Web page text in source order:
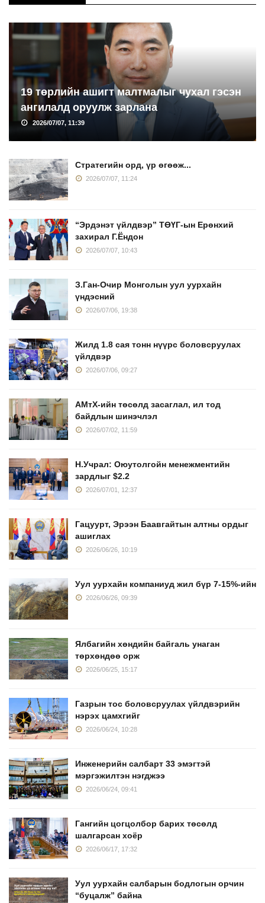
19 төрлийн ашигт малтмалыг чухал гэсэн
ангилалд оруулж зарлана
2026/07/07, 11:39
Стратегийн орд, үр өгөөж...
2026/07/07, 11:24
“Эрдэнэт үйлдвэр” ТӨҮГ-ын Ерөнхий
захирал Г.Ёндон
2026/07/07, 10:43
З.Ган-Очир Монголын уул уурхайн
үндэсний
2026/07/06, 19:38
Жилд 1.8 сая тонн нүүрс боловсруулах
үйлдвэр
2026/07/06, 09:27
АМтХ-ийн төсөлд засаглал, ил тод
байдлын шинэчлэл
2026/07/02, 11:59
Н.Учрал: Оюутолгойн менежментийн
зардлыг $2.2
2026/07/01, 12:37
Гацуурт, Эрээн Баавгайтын алтны ордыг
ашиглах
2026/06/26, 10:19
Уул уурхайн компаниуд жил бүр 7-15%-ийн
2026/06/26, 09:39
Ялбагийн хөндийн байгаль унаган
төрхөндөө орж
2026/06/25, 15:17
Газрын тос боловсруулах үйлдвэрийн
нэрэх цамхгийг
2026/06/24, 10:28
Инженерийн салбарт 33 эмэгтэй
мэргэжилтэн нэгджээ
2026/06/24, 09:41
Гангийн цогцолбор барих төсөлд
шалгарсан хоёр
2026/06/17, 17:32
Уул уурхайн салбарын бодлогын орчин
“буцалж” байна